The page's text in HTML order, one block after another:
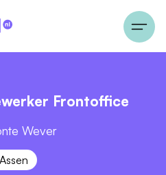
Frontoffice
Wever
Assen